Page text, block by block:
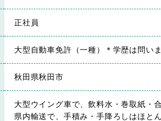
正社員
大型自動車免許（一種）＊学歴は問い
秋田県秋田市
大型ウイング車で、飲料水・巻取紙・
県内輸送で、手積み・手降ろしはほと